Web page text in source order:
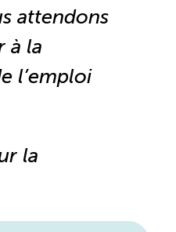
attendons
à la
l’emploi
la